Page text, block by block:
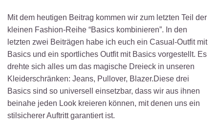
Mit dem heutigen Beitrag kommen wir zum letzten Teil der
kleinen Fashion-Reihe “Basics kombinieren”. In den
letzten zwei Beiträgen habe ich euch ein Casual-Outfit mit
Basics und ein sportliches Outfit mit Basics vorgestellt. Es
drehte sich alles um das magische Dreieck in unseren
Kleiderschränken: Jeans, Pullover, Blazer.Diese drei
Basics sind so universell einsetzbar, dass wir aus ihnen
beinahe jeden Look kreieren können, mit denen uns ein
stilsicherer Auftritt garantiert ist.